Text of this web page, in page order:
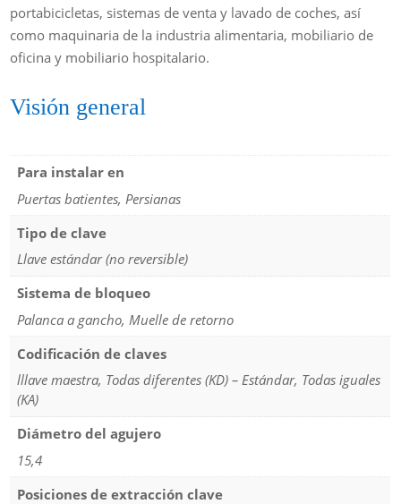
portabicicletas, sistemas de venta y lavado de coches, así
como maquinaria de la industria alimentaria, mobiliario de
oficina y mobiliario hospitalario.
Visión general
Para instalar en
Puertas batientes, Persianas
Tipo de clave
Llave estándar (no reversible)
Sistema de bloqueo
Palanca a gancho, Muelle de retorno
Codificación de claves
lllave maestra, Todas diferentes (KD) – Estándar, Todas iguales
(KA)
Diámetro del agujero
15,4
Posiciones de extracción clave